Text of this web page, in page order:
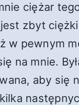
ciężar
jest zbyt
w pewnym
na mnie.
aby się